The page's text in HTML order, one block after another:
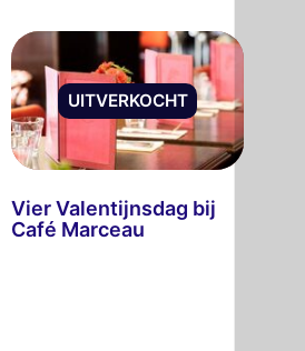
UITVERKOCHT
Vier Valentijnsdag bij
Café Marceau